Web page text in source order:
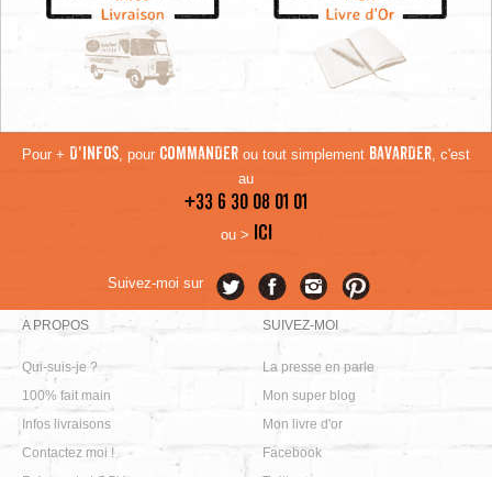
Pour + D'INFOS, pour COMMANDER ou tout simplement BAVARDER, c'est
au
+33 6 30 08 01 01
ou > ICI
Suivez-moi sur
A PROPOS
Qui-suis-je ?
100% fait main
Infos livraisons
Contactez moi !
SUIVEZ-MOI
La presse en parle
Mon super blog
Mon livre d'or
Facebook